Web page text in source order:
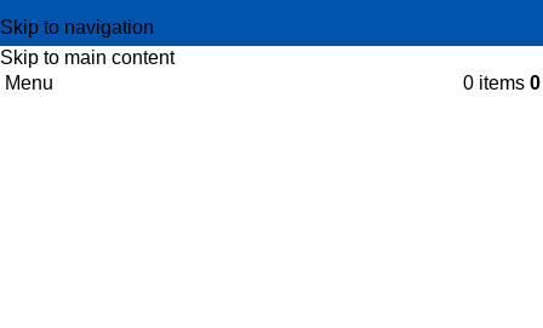
Skip to navigation
Skip to main content
Menu
0 items